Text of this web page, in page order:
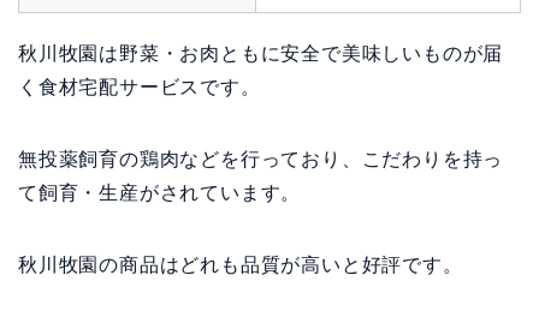
秋川牧園は野菜・お肉ともに安全で美味しいものが届
く食材宅配サービスです。
無投薬飼育の鶏肉などを行っており、こだわりを持っ
て飼育・生産がされています。
秋川牧園の商品はどれも品質が高いと好評です。